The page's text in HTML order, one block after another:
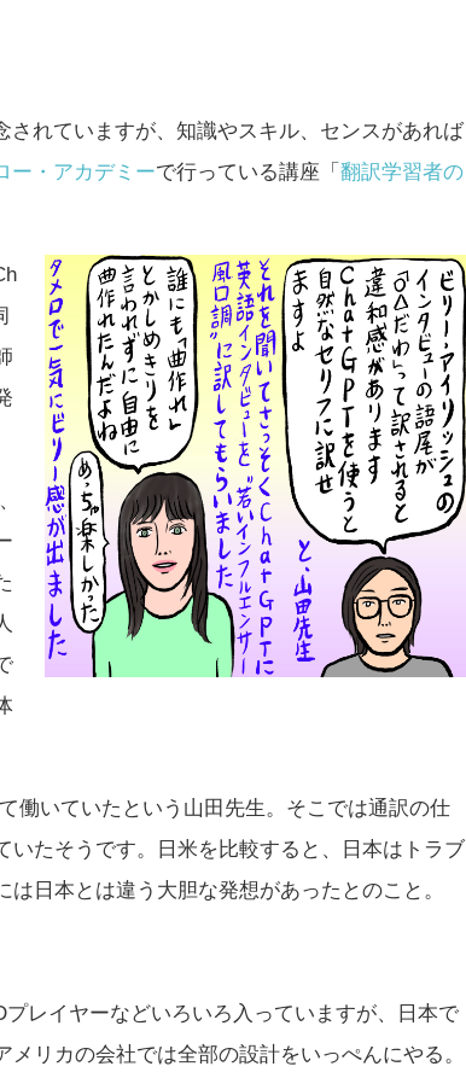
れていますが、知識やスキル、センスがあれば
ー・アカデミーで行っている講座「 翻訳学習者の
いていたという山田先生。そこでは通訳の仕
たそうです。日米を比較すると、日本はトラブ
日本とは違う大胆な発想があったとのこと。
レイヤーなどいろいろ入っていますが、日本で
リカの会社では全部の設計をいっぺんにやる。